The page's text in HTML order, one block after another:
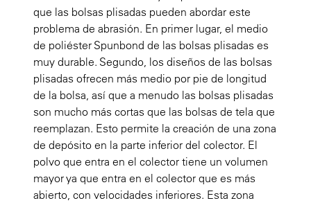
que las bolsas plisadas pueden abordar este
problema de abrasión. En primer lugar, el medio
de poliéster Spunbond de las bolsas plisadas es
muy durable. Segundo, los diseños de las bolsas
plisadas ofrecen más medio por pie de longitud
de la bolsa, así que a menudo las bolsas plisadas
son mucho más cortas que las bolsas de tela que
reemplazan. Esto permite la creación de una zona
de depósito en la parte inferior del colector. El
polvo que entra en el colector tiene un volumen
mayor ya que entra en el colector que es más
abierto, con velocidades inferiores. Esta zona